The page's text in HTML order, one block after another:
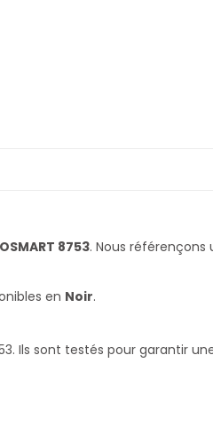
8753. Nous
en Noir.
Ils sont testés pour garantir